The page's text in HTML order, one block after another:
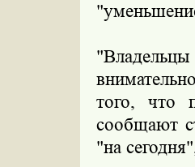
того, что
сообщают
"на